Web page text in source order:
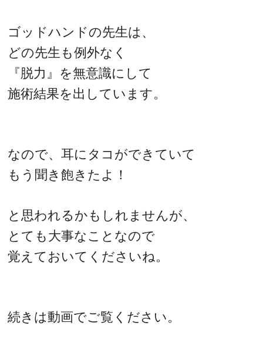
ゴッドハンドの先生は、
どの先生も例外なく
『脱力』を無意識にして
施術結果を出しています。
なので、耳にタコができていて
もう聞き飽きたよ！
と思われるかもしれませんが、
とても大事なことなので
覚えておいてくださいね。
続きは動画でご覧ください。